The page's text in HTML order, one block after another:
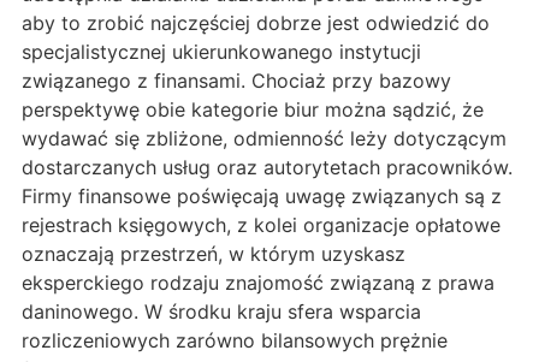
aby to zrobić najczęściej dobrze jest odwiedzić do
specjalistycznej ukierunkowanego instytucji
związanego z finansami. Chociaż przy bazowy
perspektywę obie kategorie biur można sądzić, że
wydawać się zbliżone, odmienność leży dotyczącym
dostarczanych usług oraz autorytetach pracowników.
Firmy finansowe poświęcają uwagę związanych są z
rejestrach księgowych, z kolei organizacje opłatowe
oznaczają przestrzeń, w którym uzyskasz
eksperckiego rodzaju znajomość związaną z prawa
daninowego. W środku kraju sfera wsparcia
rozliczeniowych zarówno bilansowych prężnie